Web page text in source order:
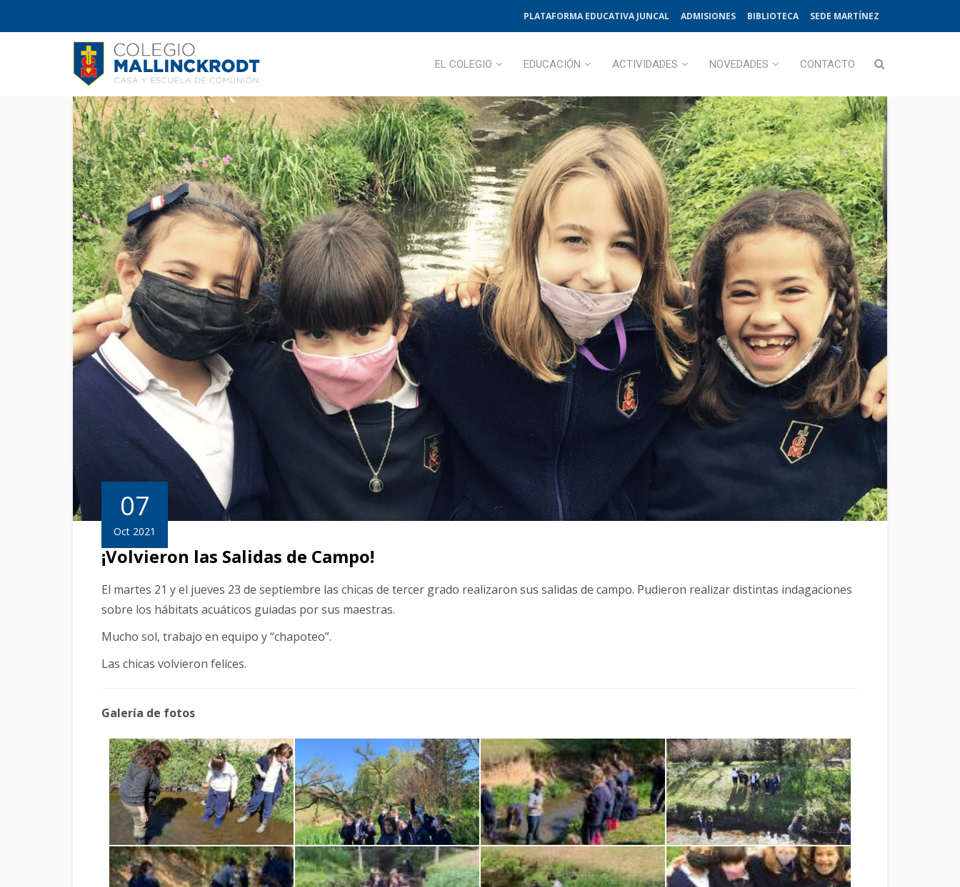
PLATAFORMA EDUCATIVA JUNCAL ADMISIONES BIBLIOTECA SEDE MARTÍNEZ
EL COLEGIO EDUCACIÓN ACTIVIDADES NOVEDADES CONTACTO
07
Oct 2021
¡Volvieron las Salidas de Campo!
El martes 21 y el jueves 23 de septiembre las chicas de tercer grado realizaron sus salidas de campo. Pudieron realizar distintas indagaciones
sobre los hábitats acuáticos guiadas por sus maestras.
Mucho sol, trabajo en equipo y “chapoteo”.
Las chicas volvieron felices.
Galería de fotos